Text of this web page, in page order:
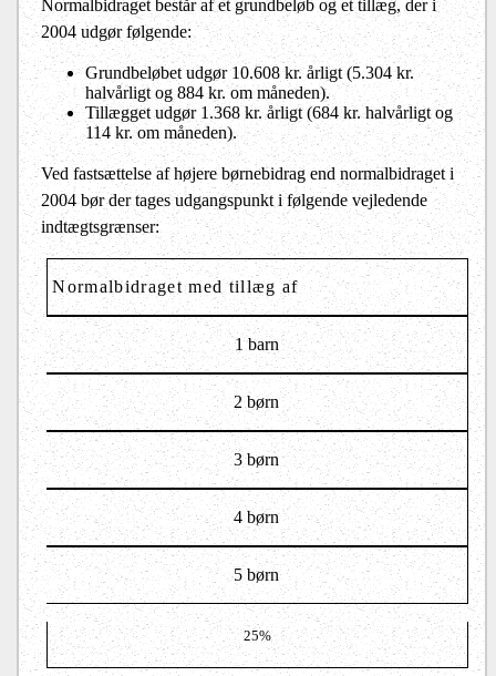
Normalbidraget består af et grundbeløb og et tillæg, der i
2004 udgør følgende:
Grundbeløbet udgør 10.608 kr. årligt (5.304 kr.
halvårligt og 884 kr. om måneden).
Tillægget udgør 1.368 kr. årligt (684 kr. halvårligt og
114 kr. om måneden).
Ved fastsættelse af højere børnebidrag end normalbidraget i
2004 bør der tages udgangspunkt i følgende vejledende
indtægtsgrænser:
Normalbidraget med tillæg af
1 barn
2 børn
3 børn
4 børn
5 børn
25%